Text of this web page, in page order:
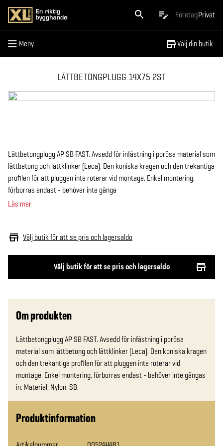
FöretagPrivat
Meny Välj din butik
Meny
LÄTTBETONGPLUGG 14X75 2ST
Välj butik för att se pris och lagersaldo
Välj butik för att se pris och lagersaldo
Lättbetongplugg AP SB FAST. Avsedd för infästning i porösa material som
lättbetong och lättklinker (Leca). Den koniska kragen och den trekantiga
profilen för att pluggen inte roterar vid montage. Enkel montering,
förborras endast - behöver inte gänga
Läs mer
Om produkten
Lättbetongplugg AP SB FAST. Avsedd för infästning i porösa
material som lättbetong och lättklinker (Leca). Den koniska kragen
och den trekantiga profilen för att pluggen inte roterar vid
montage. Enkel montering, förborras endast - behöver inte gängas
in. Material: Nylon. SB.
Produktinformation